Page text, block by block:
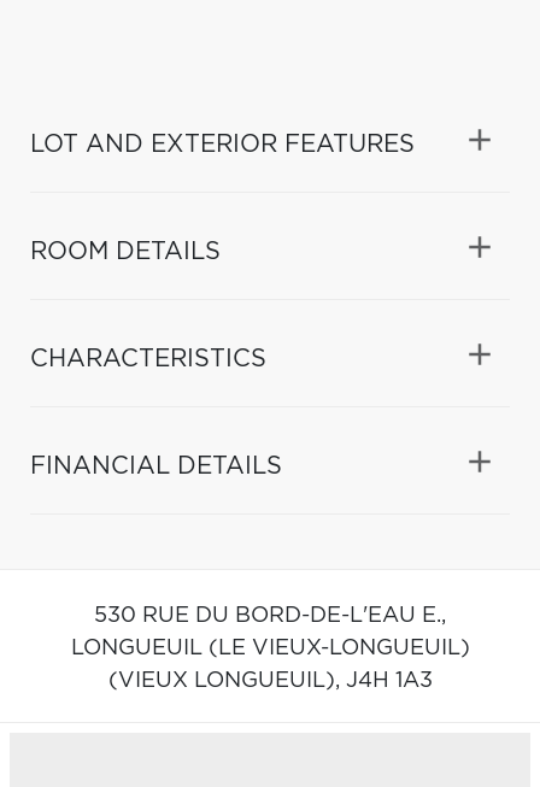
LOT AND EXTERIOR FEATURES
ROOM DETAILS
CHARACTERISTICS
FINANCIAL DETAILS
530 RUE DU BORD-DE-L'EAU E.,
LONGUEUIL (LE VIEUX-LONGUEUIL)
(VIEUX LONGUEUIL), J4H 1A3